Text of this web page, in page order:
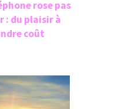
rose pas
: du plaisir à
coût